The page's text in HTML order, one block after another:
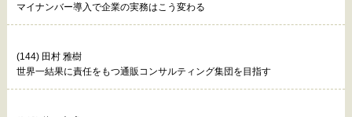
マイナンバー導入で企業の実務はこう変わる
(144) 田村 雅樹
世界一結果に責任をもつ通販コンサルティング集団を目指す